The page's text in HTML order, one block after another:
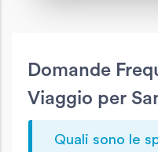
Domande
Viaggio per
Quali sono le